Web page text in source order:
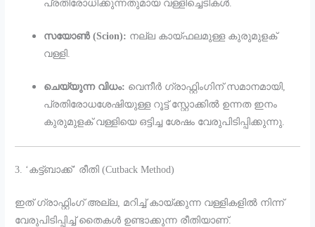
പ്രതിരോധിക്കുന്നതുമായ വള്ളിച്ചെടികൾ.
സയോൺ (Scion): നല്ല കായ്ഫലമുള്ള കുരുമുളക്
വള്ളി.
ചെയ്യുന്ന വിധം: വെനീർ ഗ്രാഫ്റ്റിംഗിന് സമാനമായി,
പ്രതിരോധശേഷിയുള്ള റൂട്ട് സ്റ്റോക്കിൽ ഉന്നത ഇനം
കുരുമുളക് വള്ളിയെ ഒട്ടിച്ച ശേഷം വേരുപിടിപ്പിക്കുന്നു.
3. ‘കട്ട്ബാക്ക്’ രീതി (Cutback Method)
ഇത് ഗ്രാഫ്റ്റിംഗ് അല്ല, മറിച്ച് കായ്ക്കുന്ന വള്ളികളിൽ നിന്ന്
വേരുപിടിപ്പിച്ച് തൈകൾ ഉണ്ടാക്കുന്ന രീതിയാണ്.